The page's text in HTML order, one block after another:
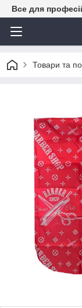
Все для
Товари та